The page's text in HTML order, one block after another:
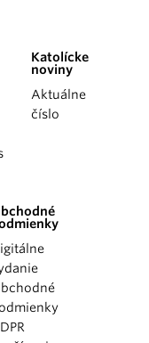
Katolícke
noviny
Aktuálne
číslo